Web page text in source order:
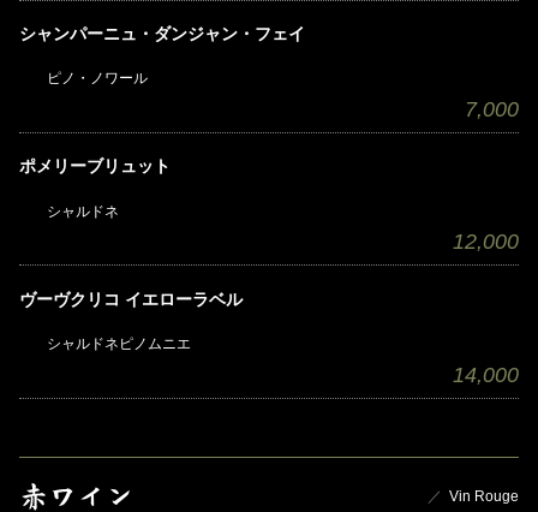
シャンパーニュ・ダンジャン・フェイ
ピノ・ノワール
7,000
ポメリーブリュット
シャルドネ
12,000
ヴーヴクリコ イエローラベル
シャルドネピノムニエ
14,000
赤ワイン Vin Rouge